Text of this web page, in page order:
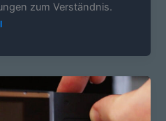
zum Verständnis.